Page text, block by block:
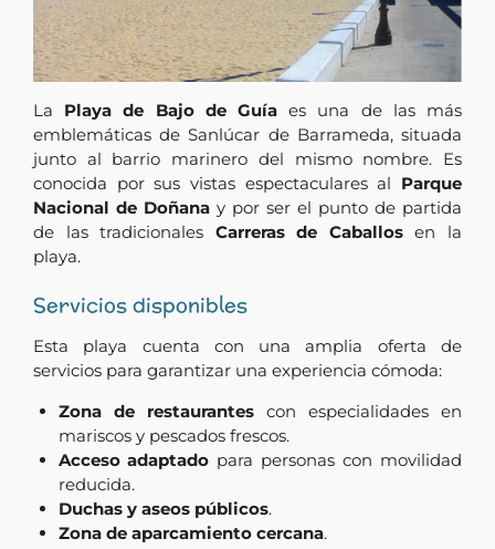
La Playa de Bajo de Guía es una de las más
emblemáticas de Sanlúcar de Barrameda, situada
junto al barrio marinero del mismo nombre. Es
conocida por sus vistas espectaculares al Parque
Nacional de Doñana y por ser el punto de partida
de las tradicionales Carreras de Caballosen la
playa.
Servicios disponibles
Esta playa cuenta con una amplia oferta de
servicios para garantizar una experiencia cómoda:
Zona de restaurantescon especialidades en
mariscos y pescados frescos.
Acceso adaptado para personas con movilidad
reducida.
Duchas y aseos públicos.
Zona de aparcamiento cercana.